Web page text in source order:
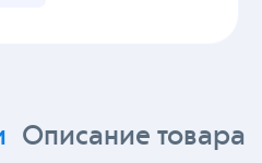
Описание товара